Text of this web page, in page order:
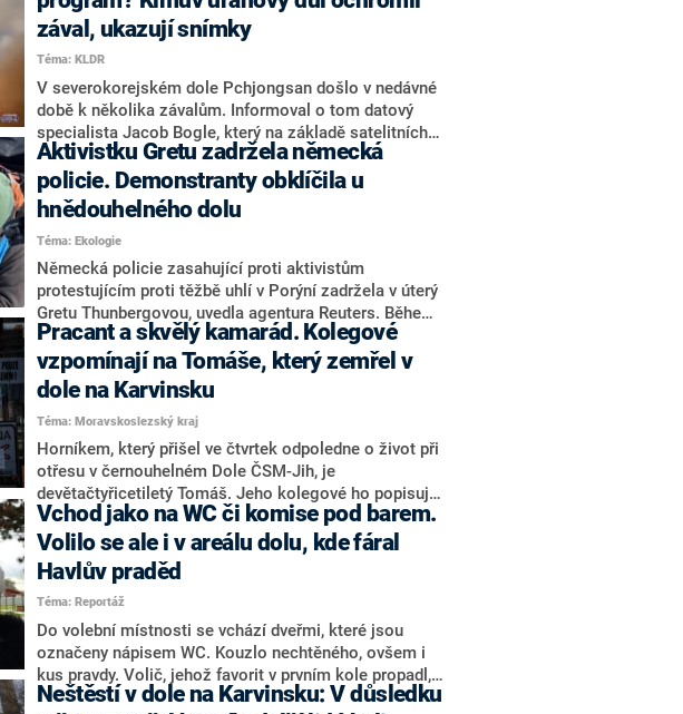
si kapsli někdo nevědomky nevzal domů.
zával, ukazují snímky
Téma: KLDR
V severokorejském dole Pchjongsan došlo v nedávné
době k několika závalům. Informoval o tom datový
specialista Jacob Bogle, který na základě satelitních
snímků pátrá po realitě v KLDR. V dole Pchjongsan se
má těžit uran. Jedná se o klíčové naleziště, které Kim
Čong-un potřebuje pro svůj jaderný program.
Aktivistku Gretu zadržela německá
policie. Demonstranty obklíčila u
hnědouhelného dolu
Téma: Ekologie
Německá policie zasahující proti aktivistům
protestujícím proti těžbě uhlí v Porýní zadržela v úterý
Gretu Thunbergovou, uvedla agentura Reuters. Během
odpoledne se tato Švédka se skupinou několika
desítek dalších demonstrantů dostala k okraji
povrchového dolu Garzweiler, kam je z
bezpečnostních důvodů vstup zakázaný. Protest
souvisí s vyklizením nedaleké vísky Lützerath, kterou
čeká demolice kvůli dobývání uhlí.
Pracant a skvělý kamarád. Kolegové
vzpomínají na Tomáše, který zemřel v
dole na Karvinsku
Téma: Moravskoslezský kraj
Horníkem, který přišel ve čtvrtek odpoledne o život při
otřesu v černouhelném Dole ČSM-Jih, je
devětačtyřicetiletý Tomáš. Jeho kolegové ho popisují
jako zkušeného havíře a výborného kamaráda. Jeho
rodina si na odškodnění ale zatím musí počkat.
Vchod jako na WC či komise pod barem.
Volilo se ale i v areálu dolu, kde fáral
Havlův praděd
Téma: Reportáž
Do volební místnosti se vchází dveřmi, které jsou
označeny nápisem WC. Kouzlo nechtěného, ovšem i
kus pravdy. Volič, jehož favorit v prvním kole propadl,
svůj hlas tak trochu spláchl do záchodu. Reportér
Neštěstí v dole na Karvinsku: V důsledku